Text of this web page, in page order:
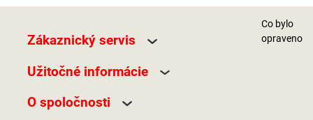
Zákaznický servis
Užitočné informácie
O spoločnosti
Co bylo
opraveno